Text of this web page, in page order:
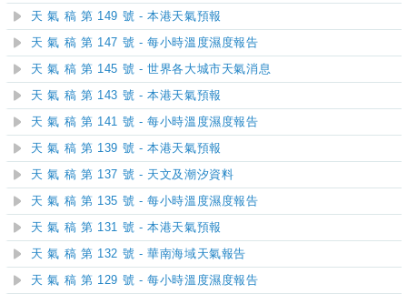
天 氣 稿 第 149 號 - 本港天氣預報
天 氣 稿 第 147 號 - 每小時溫度濕度報告
天 氣 稿 第 145 號 - 世界各大城市天氣消息
天 氣 稿 第 143 號 - 本港天氣預報
天 氣 稿 第 141 號 - 每小時溫度濕度報告
天 氣 稿 第 139 號 - 本港天氣預報
天 氣 稿 第 137 號 - 天文及潮汐資料
天 氣 稿 第 135 號 - 每小時溫度濕度報告
天 氣 稿 第 131 號 - 本港天氣預報
天 氣 稿 第 132 號 - 華南海域天氣報告
天 氣 稿 第 129 號 - 每小時溫度濕度報告